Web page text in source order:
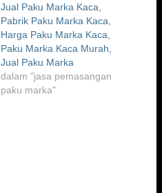
Jual Paku Marka Kaca,
Pabrik Paku Marka Kaca,
Harga Paku Marka Kaca,
Paku Marka Kaca Murah,
Jual Paku Marka
dalam "jasa pemasangan
paku marka"